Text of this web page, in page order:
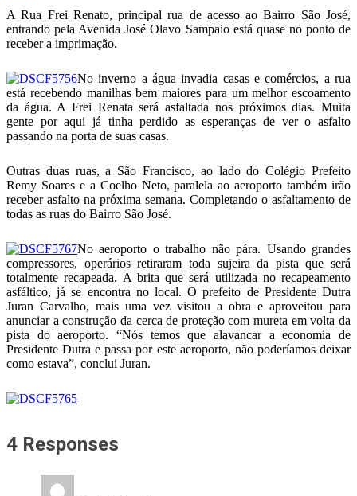
Telegram
A Rua Frei Renato, principal rua de acesso ao Bairro São José,
entrando pela Avenida José Olavo Sampaio está quase no ponto de
receber a imprimação.
No inverno a água invadia casas e comércios, a rua
está recebendo manilhas bem maiores para um melhor escoamento
da água. A Frei Renata será asfaltada nos próximos dias. Muita
gente por aqui já tinha perdido as esperanças de ver o asfalto
passando na porta de suas casas.
Outras duas ruas, a São Francisco, ao lado do Colégio Prefeito
Remy Soares e a Coelho Neto, paralela ao aeroporto também irão
receber asfalto na próxima semana. Completando o asfaltamento de
todas as ruas do Bairro São José.
No aeroporto o trabalho não pára. Usando grandes
compressores, operários retiraram toda sujeira da pista que será
totalmente recapeada. A brita que será utilizada no recapeamento
asfáltico, já se encontra no local. O prefeito de Presidente Dutra
Juran Carvalho, mais uma vez visitou a obra e aproveitou para
anunciar a construção da cerca de proteção com mureta em volta da
pista do aeroporto. “Nós temos que alavancar a economia de
Presidente Dutra e passa por este aeroporto, não poderíamos deixar
como estava”, conclui Juran.
4 Responses